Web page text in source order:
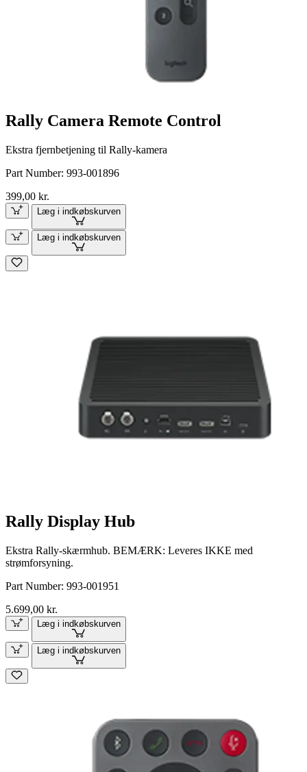
Rally Camera Remote Control
Ekstra fjernbetjening til Rally-kamera
Part Number: 993-001896
399,00 kr.
Læg i indkøbskurven
Læg i indkøbskurven
Rally Display Hub
Ekstra Rally-skærmhub. BEMÆRK: Leveres IKKE med
strømforsyning.
Part Number: 993-001951
5.699,00 kr.
Læg i indkøbskurven
Læg i indkøbskurven